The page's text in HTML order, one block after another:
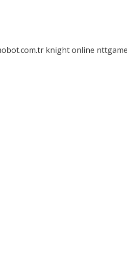
knight online nttgame